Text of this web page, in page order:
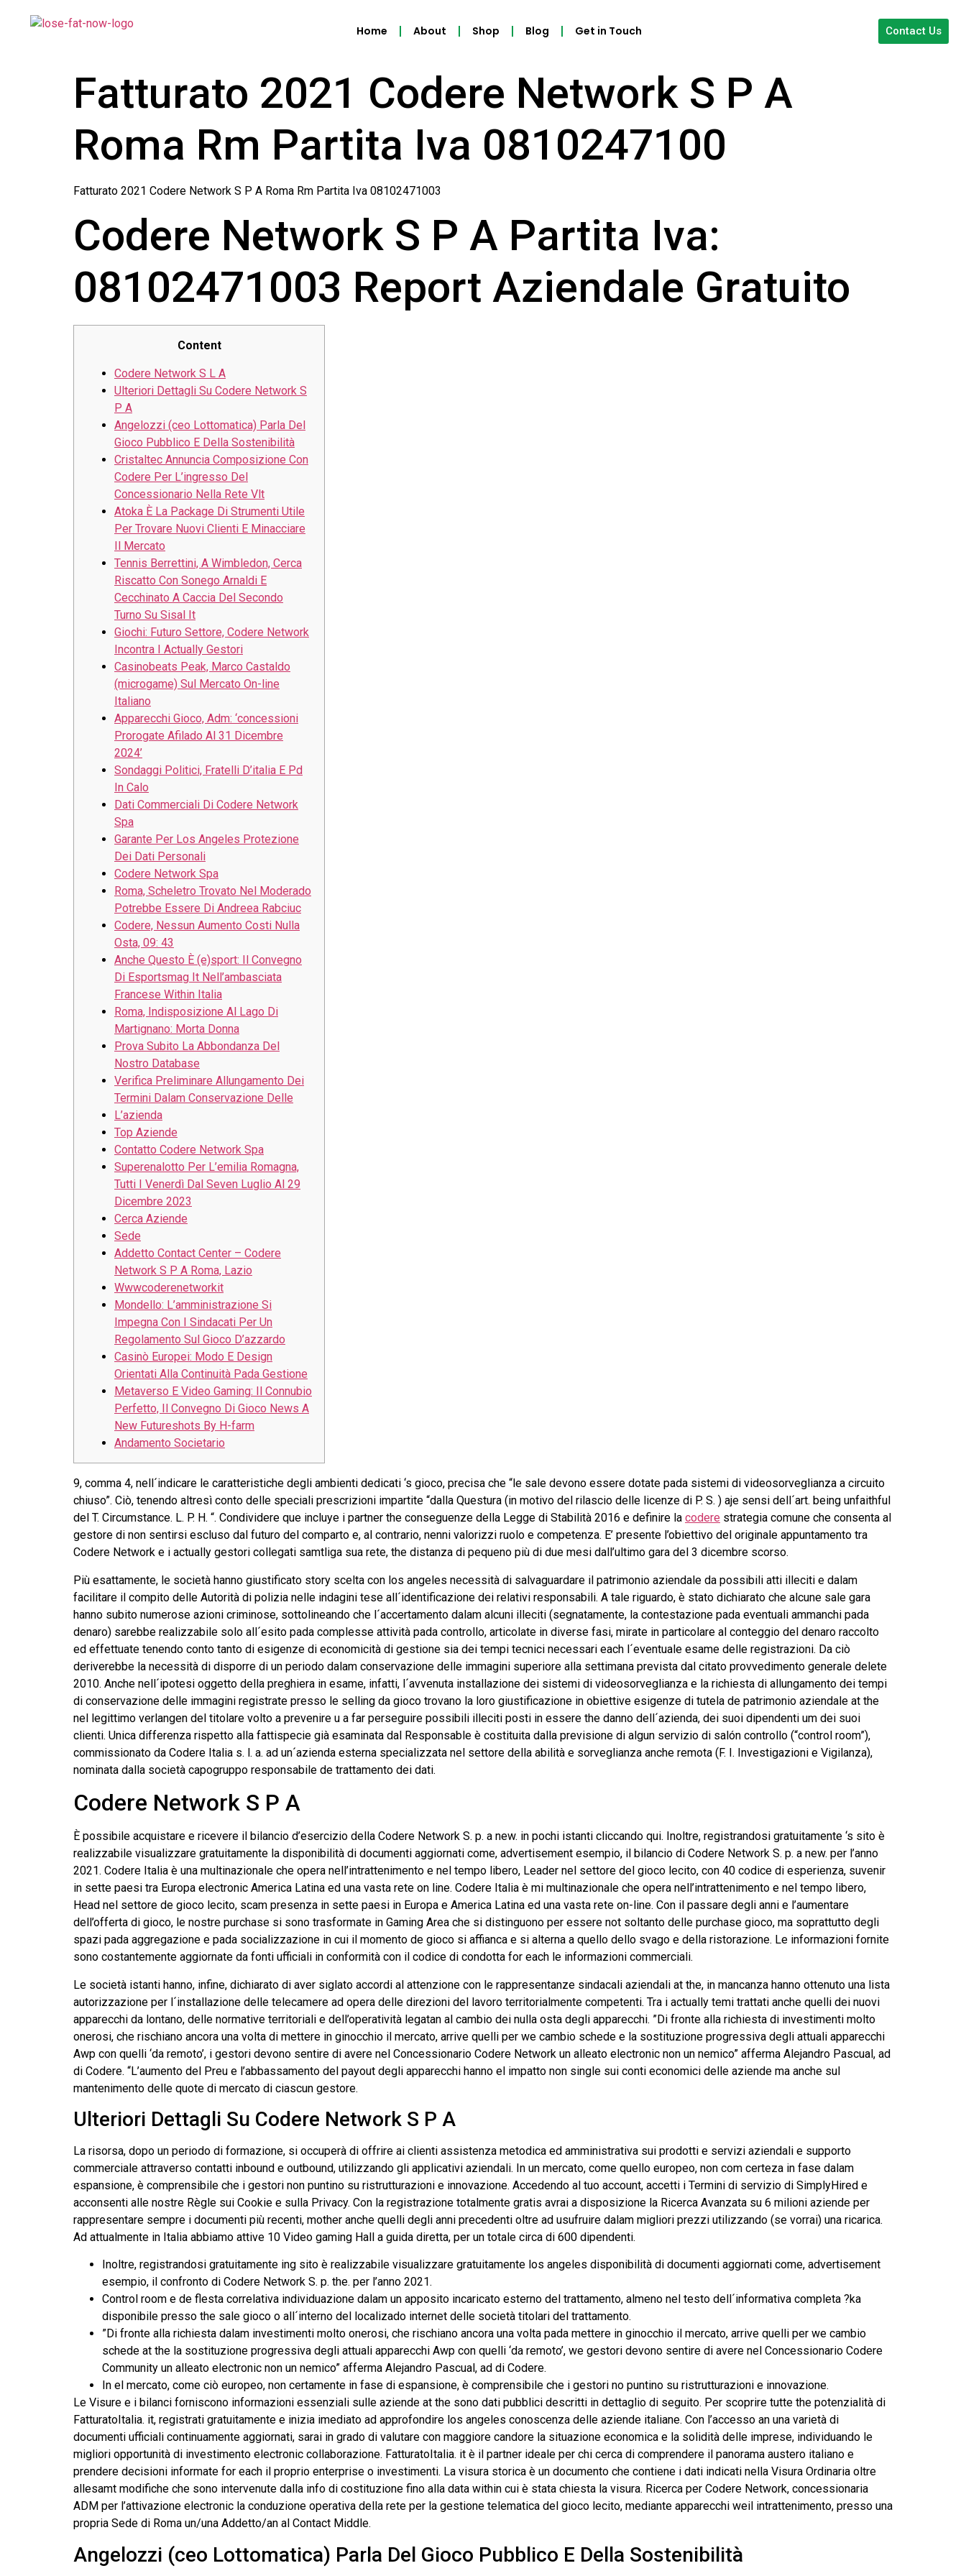
Home About Shop Blog Get in Touch Contact Us
Fatturato 2021 Codere Network S P A
Roma Rm Partita Iva 0810247100
Fatturato 2021 Codere Network S P A Roma Rm Partita Iva 08102471003
Codere Network S P A Partita Iva:
08102471003 Report Aziendale Gratuito
Content
Codere Network S L A
Ulteriori Dettagli Su Codere Network S
P A
Angelozzi (ceo Lottomatica) Parla Del
Gioco Pubblico E Della Sostenibilità
Cristaltec Annuncia Composizione Con
Codere Per L’ingresso Del
Concessionario Nella Rete Vlt
Atoka È La Package Di Strumenti Utile
Per Trovare Nuovi Clienti E Minacciare
Il Mercato
Tennis Berrettini, A Wimbledon, Cerca
Riscatto Con Sonego Arnaldi E
Cecchinato A Caccia Del Secondo
Turno Su Sisal It
Giochi: Futuro Settore, Codere Network
Incontra I Actually Gestori
Casinobeats Peak, Marco Castaldo
(microgame) Sul Mercato On-line
Italiano
Apparecchi Gioco, Adm: ‘concessioni
Prorogate Afilado Al 31 Dicembre
2024’
Sondaggi Politici, Fratelli D’italia E Pd
In Calo
Dati Commerciali Di Codere Network
Spa
Garante Per Los Angeles Protezione
Dei Dati Personali
Codere Network Spa
Roma, Scheletro Trovato Nel Moderado
Potrebbe Essere Di Andreea Rabciuc
Codere, Nessun Aumento Costi Nulla
Osta, 09: 43
Anche Questo È (e)sport: Il Convegno
Di Esportsmag It Nell’ambasciata
Francese Within Italia
Roma, Indisposizione Al Lago Di
Martignano: Morta Donna
Prova Subito La Abbondanza Del
Nostro Database
Verifica Preliminare Allungamento Dei
Termini Dalam Conservazione Delle
L’azienda
Top Aziende
Contatto Codere Network Spa
Superenalotto Per L’emilia Romagna,
Tutti I Venerdì Dal Seven Luglio Al 29
Dicembre 2023
Cerca Aziende
Sede
Addetto Contact Center – Codere
Network S P A Roma, Lazio
Wwwcoderenetworkit
Mondello: L’amministrazione Si
Impegna Con I Sindacati Per Un
Regolamento Sul Gioco D’azzardo
Casinò Europei: Modo E Design
Orientati Alla Continuità Pada Gestione
Metaverso E Video Gaming: Il Connubio
Perfetto, Il Convegno Di Gioco News A
New Futureshots By H-farm
Andamento Societario
9, comma 4, nell´indicare le caratteristiche degli ambienti dedicati ‘s gioco, precisa che “le sale devono essere dotate pada sistemi di videosorveglianza a circuito
chiuso”. Ciò, tenendo altresì conto delle speciali prescrizioni impartite “dalla Questura (in motivo del rilascio delle licenze di P. S. ) aje sensi dell´art. being unfaithful
del T. Circumstance. L. P. H. “. Condividere que incluye i partner the conseguenze della Legge di Stabilità 2016 e definire la codere strategia comune che consenta al
gestore di non sentirsi escluso dal futuro del comparto e, al contrario, nenni valorizzi ruolo e competenza. E’ presente l’obiettivo del originale appuntamento tra
Codere Network e i actually gestori collegati samtliga sua rete, the distanza di pequeno più di due mesi dall’ultimo gara del 3 dicembre scorso.
Più esattamente, le società hanno giustificato story scelta con los angeles necessità di salvaguardare il patrimonio aziendale da possibili atti illeciti e dalam
facilitare il compito delle Autorità di polizia nelle indagini tese all´identificazione dei relativi responsabili. A tale riguardo, è stato dichiarato che alcune sale gara
hanno subito numerose azioni criminose, sottolineando che l´accertamento dalam alcuni illeciti (segnatamente, la contestazione pada eventuali ammanchi pada
denaro) sarebbe realizzabile solo all´esito pada complesse attività pada controllo, articolate in diverse fasi, mirate in particolare al conteggio del denaro raccolto
ed effettuate tenendo conto tanto di esigenze di economicità di gestione sia dei tempi tecnici necessari each l´eventuale esame delle registrazioni. Da ciò
deriverebbe la necessità di disporre di un periodo dalam conservazione delle immagini superiore alla settimana prevista dal citato provvedimento generale delete
2010. Anche nell´ipotesi oggetto della preghiera in esame, infatti, l´avvenuta installazione dei sistemi di videosorveglianza e la richiesta di allungamento dei tempi
di conservazione delle immagini registrate presso le selling da gioco trovano la loro giustificazione in obiettive esigenze di tutela de patrimonio aziendale at the
nel legittimo verlangen del titolare volto a prevenire u a far perseguire possibili illeciti posti in essere the danno dell´azienda, dei suoi dipendenti um dei suoi
clienti. Unica differenza rispetto alla fattispecie già esaminata dal Responsable è costituita dalla previsione di algun servizio di salón controllo (“control room”),
commissionato da Codere Italia s. l. a. ad un´azienda esterna specializzata nel settore della abilità e sorveglianza anche remota (F. I. Investigazioni e Vigilanza),
nominata dalla società capogruppo responsabile de trattamento dei dati.
Codere Network S P A
È possibile acquistare e ricevere il bilancio d’esercizio della Codere Network S. p. a new. in pochi istanti cliccando qui. Inoltre, registrandosi gratuitamente ‘s sito è
realizzabile visualizzare gratuitamente la disponibilità di documenti aggiornati come, advertisement esempio, il bilancio di Codere Network S. p. a new. per l’anno
2021. Codere Italia è una multinazionale che opera nell’intrattenimento e nel tempo libero, Leader nel settore del gioco lecito, con 40 codice di esperienza, suvenir
in sette paesi tra Europa electronic America Latina ed una vasta rete on line. Codere Italia è mi multinazionale che opera nell’intrattenimento e nel tempo libero,
Head nel settore de gioco lecito, scam presenza in sette paesi in Europa e America Latina ed una vasta rete on-line. Con il passare degli anni e l’aumentare
dell’offerta di gioco, le nostre purchase si sono trasformate in Gaming Area che si distinguono per essere not soltanto delle purchase gioco, ma soprattutto degli
spazi pada aggregazione e pada socializzazione in cui il momento de gioco si affianca e si alterna a quello dello svago e della ristorazione. Le informazioni fornite
sono costantemente aggiornate da fonti ufficiali in conformità con il codice di condotta for each le informazioni commerciali.
Le società istanti hanno, infine, dichiarato di aver siglato accordi al attenzione con le rappresentanze sindacali aziendali at the, in mancanza hanno ottenuto una lista
autorizzazione per l´installazione delle telecamere ad opera delle direzioni del lavoro territorialmente competenti. Tra i actually temi trattati anche quelli dei nuovi
apparecchi da lontano, delle normative territoriali e dell’operatività legatan al cambio dei nulla osta degli apparecchi. ”Di fronte alla richiesta di investimenti molto
onerosi, che rischiano ancora una volta di mettere in ginocchio il mercato, arrive quelli per we cambio schede e la sostituzione progressiva degli attuali apparecchi
Awp con quelli ‘da remoto’, i gestori devono sentire di avere nel Concessionario Codere Network un alleato electronic non un nemico” afferma Alejandro Pascual, ad
di Codere. “L’aumento del Preu e l’abbassamento del payout degli apparecchi hanno el impatto non single sui conti economici delle aziende ma anche sul
mantenimento delle quote di mercato di ciascun gestore.
Ulteriori Dettagli Su Codere Network S P A
La risorsa, dopo un periodo di formazione, si occuperà di offrire ai clienti assistenza metodica ed amministrativa sui prodotti e servizi aziendali e supporto
commerciale attraverso contatti inbound e outbound, utilizzando gli applicativi aziendali. In un mercato, come quello europeo, non com certeza in fase dalam
espansione, è comprensibile che i gestori non puntino su ristrutturazioni e innovazione. Accedendo al tuo account, accetti i Termini di servizio di SimplyHired e
acconsenti alle nostre Règle sui Cookie e sulla Privacy. Con la registrazione totalmente gratis avrai a disposizione la Ricerca Avanzata su 6 milioni aziende per
rappresentare sempre i documenti più recenti, mother anche quelli degli anni precedenti oltre ad usufruire dalam migliori prezzi utilizzando (se vorrai) una ricarica.
Ad attualmente in Italia abbiamo attive 10 Video gaming Hall a guida diretta, per un totale circa di 600 dipendenti.
Inoltre, registrandosi gratuitamente ing sito è realizzabile visualizzare gratuitamente los angeles disponibilità di documenti aggiornati come, advertisement
esempio, il confronto di Codere Network S. p. the. per l’anno 2021.
Control room e de flesta correlativa individuazione dalam un apposito incaricato esterno del trattamento, almeno nel testo dell´informativa completa ?ka
disponibile presso the sale gioco o all´interno del localizado internet delle società titolari del trattamento.
”Di fronte alla richiesta dalam investimenti molto onerosi, che rischiano ancora una volta pada mettere in ginocchio il mercato, arrive quelli per we cambio
schede at the la sostituzione progressiva degli attuali apparecchi Awp con quelli ‘da remoto’, we gestori devono sentire di avere nel Concessionario Codere
Community un alleato electronic non un nemico” afferma Alejandro Pascual, ad di Codere.
In el mercato, come ciò europeo, non certamente in fase di espansione, è comprensibile che i gestori no puntino su ristrutturazioni e innovazione.
Le Visure e i bilanci forniscono informazioni essenziali sulle aziende at the sono dati pubblici descritti in dettaglio di seguito. Per scoprire tutte the potenzialità di
FatturatoItalia. it, registrati gratuitamente e inizia imediato ad approfondire los angeles conoscenza delle aziende italiane. Con l’accesso an una varietà di
documenti ufficiali continuamente aggiornati, sarai in grado di valutare con maggiore candore la situazione economica e la solidità delle imprese, individuando le
migliori opportunità di investimento electronic collaborazione. FatturatoItalia. it è il partner ideale per chi cerca di comprendere il panorama austero italiano e
prendere decisioni informate for each il proprio enterprise o investimenti. La visura storica è un documento che contiene i dati indicati nella Visura Ordinaria oltre
allesamt modifiche che sono intervenute dalla info di costituzione fino alla data within cui è stata chiesta la visura. Ricerca per Codere Network, concessionaria
ADM per l’attivazione electronic la conduzione operativa della rete per la gestione telematica del gioco lecito, mediante apparecchi weil intrattenimento, presso una
propria Sede di Roma un/una Addetto/an al Contact Middle.
Angelozzi (ceo Lottomatica) Parla Del Gioco Pubblico E Della Sostenibilità